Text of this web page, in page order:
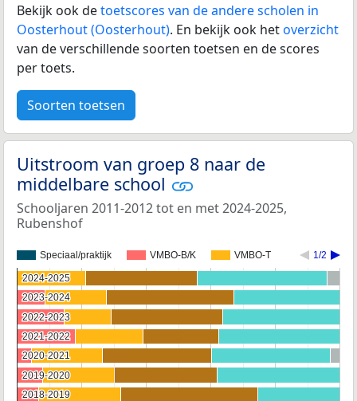
Bekijk ook detoetscores van de andere scholen in
Oosterhout (Oosterhout). En bekijk ook hetoverzicht
van de verschillende soorten toetsen en de scores
per toets.
Soorten toetsen
Uitstroom van groep 8 naar de
middelbare school
Schooljaren 2011-2012 tot en met 2024-2025,
Rubenshof
Speciaal/praktijk VMBO-B/K VMBO-T 1/2
2024-2025
2024-2025
2023-2024
2023-2024
2022-2023
2022-2023
2021-2022
2021-2022
2020-2021
2020-2021
2019-2020
2019-2020
2018-2019
2018-2019